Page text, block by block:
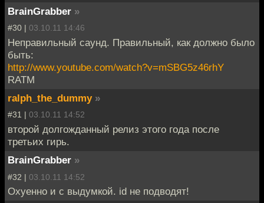
BrainGrabber »
#30 | 03.10.11 14:46
Неправильный саунд. Правильный, как должно было
быть:
http://www.youtube.com/watch?v=mSBG5z46rhY
RATM
ralph_the_dummy »
#31 | 03.10.11 14:52
второй долгожданный релиз этого года после
третьих гирь.
BrainGrabber »
#32 | 03.10.11 14:52
Охуенно и с выдумкой. id не подводят!